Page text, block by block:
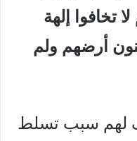
تخافوا إلهة
أرضهم ولم
لهم سبب تسلط